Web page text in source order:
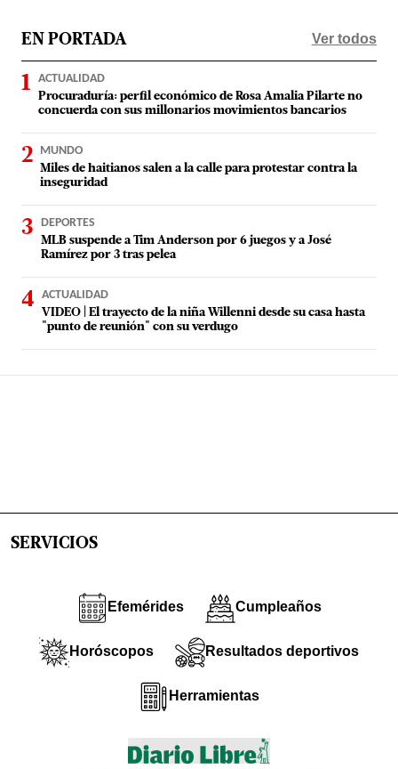
EN PORTADA Ver todos
ACTUALIDAD
Procuraduría: perfil económico de Rosa Amalia Pilarte no
concuerda con sus millonarios movimientos bancarios
MUNDO
Miles de haitianos salen a la calle para protestar contra la
inseguridad
DEPORTES
MLB suspende a Tim Anderson por 6 juegos y a José
Ramírez por 3 tras pelea
ACTUALIDAD
VIDEO | El trayecto de la niña Willenni desde su casa hasta
"punto de reunión" con su verdugo
SERVICIOS
Efemérides Cumpleaños
Horóscopos Resultados deportivos
Herramientas